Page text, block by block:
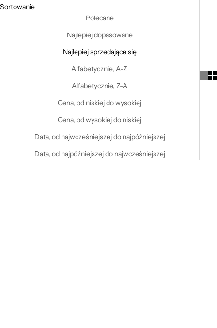
Sortowanie
Polecane
Najlepiej dopasowane
Najlepiej sprzedające się
Alfabetycznie, A-Z
Alfabetycznie, Z-A
Cena, od niskiej do wysokiej
Cena, od wysokiej do niskiej
Data, od najwcześniejszej do najpóźniejszej
Data, od najpóźniejszej do najwcześniejszej